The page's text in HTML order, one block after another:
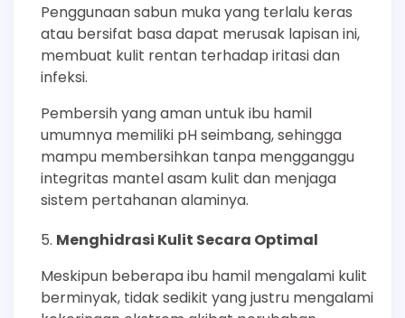
Penggunaan sabun muka yang terlalu keras
atau bersifat basa dapat merusak lapisan ini,
membuat kulit rentan terhadap iritasi dan
infeksi.
Pembersih yang aman untuk ibu hamil
umumnya memiliki pH seimbang, sehingga
mampu membersihkan tanpa mengganggu
integritas mantel asam kulit dan menjaga
sistem pertahanan alaminya.
Menghidrasi Kulit Secara Optimal
Meskipun beberapa ibu hamil mengalami kulit
berminyak, tidak sedikit yang justru mengalami